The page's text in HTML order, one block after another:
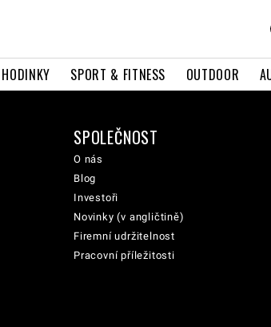
SPORT & FITNESS OUTDOOR
SPOLEČNOST
O nás
Blog
Investoři
Novinky (v angličtině)
Firemní udržitelnost
Pracovní příležitosti